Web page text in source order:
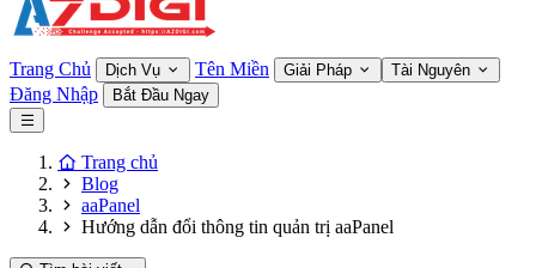
Trang Chủ Dịch Vụ Tên Miền Giải Pháp Tài Nguyên
Đăng Nhập Bắt Đầu Ngay
Trang chủ
Blog
aaPanel
Hướng dẫn đổi thông tin quản trị aaPanel